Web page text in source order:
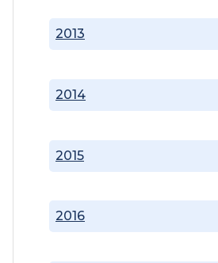
2013
2014
2015
2016